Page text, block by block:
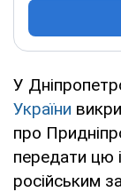
У
України
про
передати цю
російським